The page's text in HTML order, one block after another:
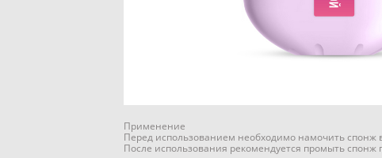
Применение
Перед использованием необходимо намочить спонж
После использования рекомендуется промыть